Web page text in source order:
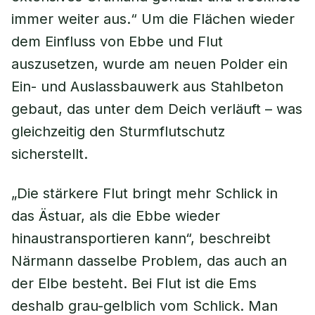
immer weiter aus.“ Um die Flächen wieder
dem Einfluss von Ebbe und Flut
auszusetzen, wurde am neuen Polder ein
Ein- und Auslassbauwerk aus Stahlbeton
gebaut, das unter dem Deich verläuft – was
gleichzeitig den Sturmflutschutz
sicherstellt.
„Die stärkere Flut bringt mehr Schlick in
das Ästuar, als die Ebbe wieder
hinaustransportieren kann“, beschreibt
Närmann dasselbe Problem, das auch an
der Elbe besteht. Bei Flut ist die Ems
deshalb grau-gelblich vom Schlick. Man